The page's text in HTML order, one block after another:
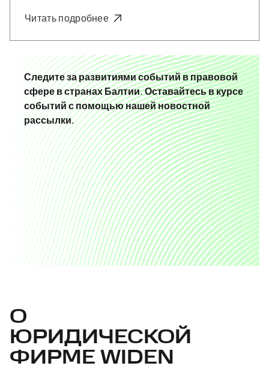
Читать подробнее
Следите за развитиями событий в правовой
сфере в странах Балтии. Оставайтесь в курсе
событий с помощью нашей новостной
рассылки.
О
ЮРИДИЧЕСКОЙ
ФИРМЕ WIDEN